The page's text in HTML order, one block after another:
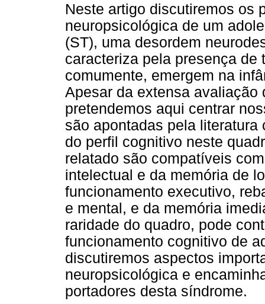
Neste artigo discutiremos os
neuropsicológica de um
(ST), uma desordem
caracteriza pela presença de
comumente, emergem na
Apesar da extensa
pretendemos aqui centrar
são apontadas pela
do perfil cognitivo neste
relatado são compatíveis
intelectual e da memória de
funcionamento executivo,
e mental, e da memória
raridade do quadro, pode
funcionamento cognitivo de
discutiremos aspectos
neuropsicológica e
portadores desta síndrome.